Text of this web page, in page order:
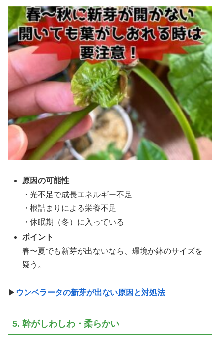
原因の可能性
・光不足で成長エネルギー不足
・根詰まりによる栄養不足
・休眠期（冬）に入っている
ポイント
春〜夏でも新芽が出ないなら、環境か鉢のサイズを
疑う。
▶ ウンベラータの新芽が出ない原因と対処法
5. 幹がしわしわ・柔らかい